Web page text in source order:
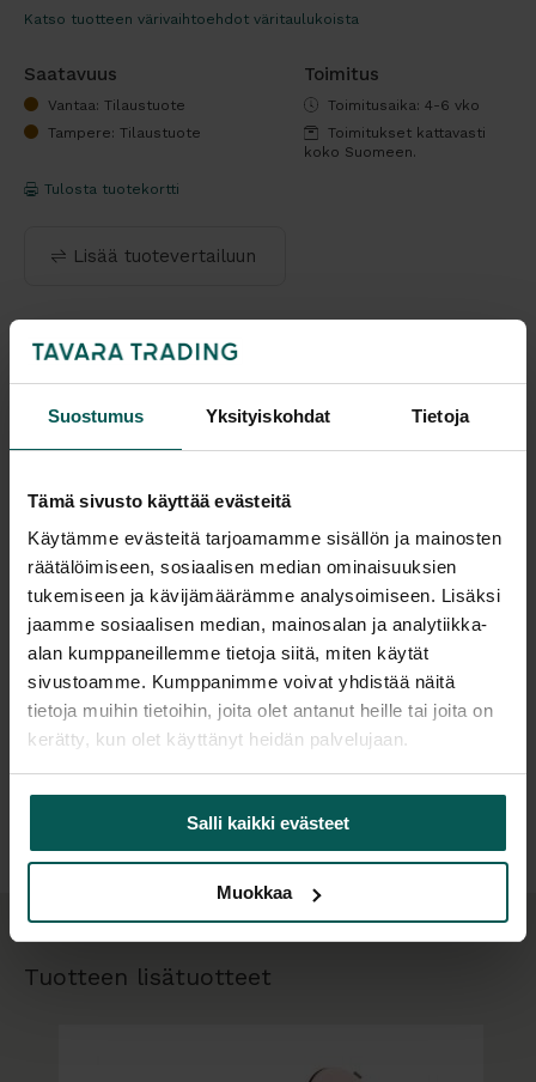
Suostumus Yksityiskohdat Tietoja
Tämä sivusto käyttää evästeitä
Käytämme evästeitä tarjoamamme sisällön ja mainosten
räätälöimiseen, sosiaalisen median ominaisuuksien
tukemiseen ja kävijämäärämme analysoimiseen. Lisäksi
jaamme sosiaalisen median, mainosalan ja analytiikka-
alan kumppaneillemme tietoja siitä, miten käytät
sivustoamme. Kumppanimme voivat yhdistää näitä
tietoja muihin tietoihin, joita olet antanut heille tai joita on
kerätty, kun olet käyttänyt heidän palvelujaan.
Salli kaikki evästeet
Muokkaa
Katso tuotteen värivaihtoehdot väritaulukoista
Saatavuus
Vantaa: Tilaustuote
Tampere: Tilaustuote
Toimitus
Toimitusaika: 4-6 vko
Toimitukset kattavasti
koko Suomeen.
Tulosta tuotekortti
Lisää tuotevertailuun
Kaikki valmistajan tuotteet tilattavissa kauttamme.
Tuotekuvaus
SCORE AMAZONE OFFICEN ergonomisesti
muotoiltu istuin varmistaa oikean asennon ja
vähentää väsymystä.
Jos on tärkeää pitää kätesi steriilinä, on
suositeltavaa käyttää satulatuolia, jossa on
istuinkorkeutta säädetään kätevästi jalalla, joilloin
kädet jäävät vapaaksi. Jalkasäätöä käytetään
paljon terveydenhuollossa, erityisesti
hammaslääkäreillä ja leikkaussaleissa, joissa
hygieenisyys on avainasemassa. Usein puhutaankin
Lisätiedot
Tuotteen lisätuotteet